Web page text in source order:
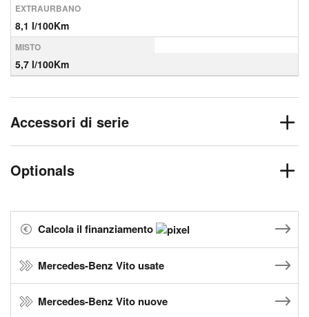
EXTRAURBANO
8,1 l/100Km
MISTO
5,7 l/100Km
Accessori di serie
Optionals
Calcola il finanziamento
Mercedes-Benz Vito usate
Mercedes-Benz Vito nuove